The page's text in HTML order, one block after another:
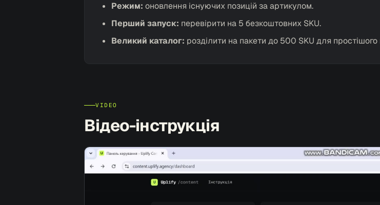
Режим: оновлення існуючих позицій за артикулом.
Перший запуск: перевірити на 5 безкоштовних SKU.
Великий каталог: розділити на пакети до 500 SKU для
VIDEO
Відео-інструкція